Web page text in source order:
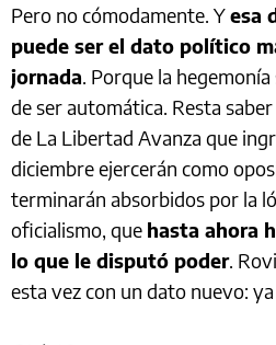
Pero no cómodamente. Yesa
puede ser el dato político
jornada . Porque la
de ser automática. Resta
de La Libertad Avanza que
diciembre ejercerán como
terminarán absorbidos por la
oficialismo, que hasta ahora
lo que le disputó poder.
esta vez con un dato nuevo: